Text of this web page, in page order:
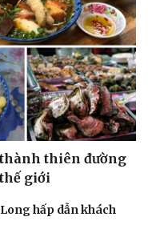
thiên đường
giới
hấp dẫn khách